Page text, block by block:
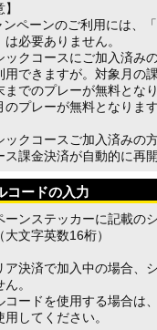
ペーンのご利用には、
は必要ありません。
クコースにご加入済み
用できますが。対象月の
までのプレーが無料とな
のプレーが無料となりま
クコースご加入済みの
ス課金決済が自動的に再
コードの入力
ーンステッカーに記載の
大文字英数16桁）
決済で加入中の場合、
。
コードを使用する場合は
用してください。